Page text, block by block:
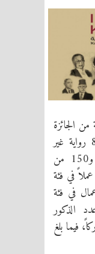
من الجائزة
1483 مشاركةً، موزّعة بين 800 رواية غير
منشورة، و474 رواية منشورة، و150 من
روايات الفتيان غير المنشورة، و52 عملاً في فئة
في فئة
الذكور
بلغ 986 مشاركاً، فيما بلغ